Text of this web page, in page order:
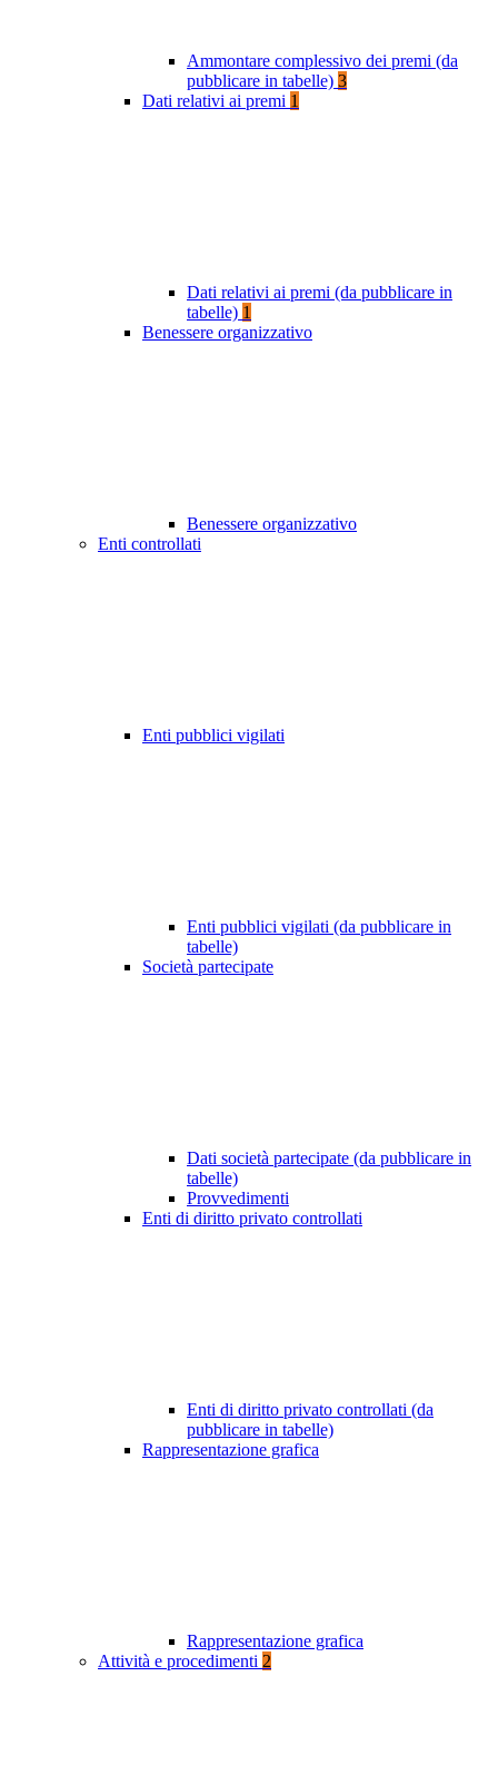
Ammontare complessivo dei premi (da
pubblicare in tabelle) 3
Dati relativi ai premi 1
Dati relativi ai premi (da pubblicare in
tabelle) 1
Benessere organizzativo
Benessere organizzativo
Enti controllati
Enti pubblici vigilati
Enti pubblici vigilati (da pubblicare in
tabelle)
Società partecipate
Dati società partecipate (da pubblicare in
tabelle)
Provvedimenti
Enti di diritto privato controllati
Enti di diritto privato controllati (da
pubblicare in tabelle)
Rappresentazione grafica
Rappresentazione grafica
Attività e procedimenti 2